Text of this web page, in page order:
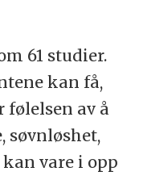
61 studier.
kan få,
følelsen av å
søvnløshet,
vare i opp